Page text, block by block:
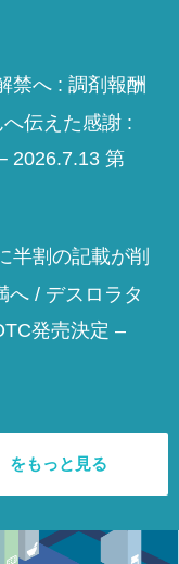
禁へ : 調剤報酬
伝えた感謝 :
2026.7.13 第
半割の記載が削
へ / デスロラタ
発売決定 –
をもっと見る